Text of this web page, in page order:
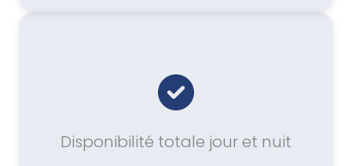
Disponibilité totale jour et nuit